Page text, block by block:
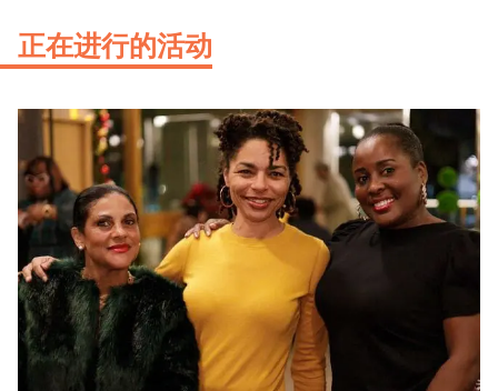
正在进行的活动